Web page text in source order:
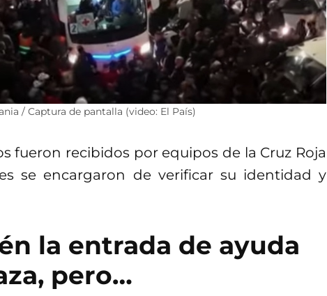
/ Captura de pantalla (video: El País)
fueron recibidos por equipos de la Cruz Roja
se encargaron de verificar su identidad y
la entrada de ayuda
pero…